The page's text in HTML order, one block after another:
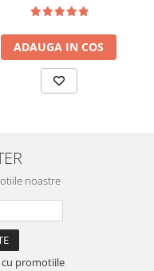
ADAUGA IN COS
noastre
cu promotiile